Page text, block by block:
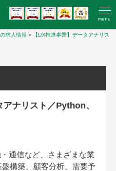
menu
求人情報 >
【DX推進事業】データアナリス
アナリスト／Python、
通信など、さまざまな業
構築、顧客分析、需要予